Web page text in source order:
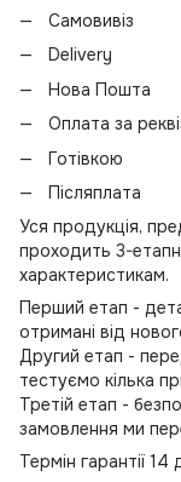
Самовивіз
Delivery
Нова Пошта
Оплата за
Готівкою
Післяплата
Уся продукція,
проходить 3-
характеристикам.
Перший етап -
отримані від
Другий етап -
тестуємо кілька
Третій етап -
замовлення ми
Термін гарантії 14